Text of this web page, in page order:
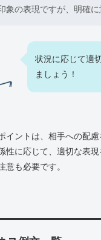
象の表現ですが、明確に
状況に応じて適
ましょう！
イントは、相手への配
性に応じて、適切な表
意も必要です。